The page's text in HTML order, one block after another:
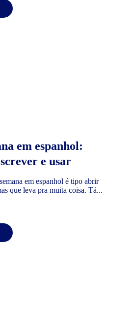
em espanhol:
e usar
em espanhol é tipo abrir
que leva pra muita coisa. Tá...